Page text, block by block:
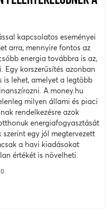
kapcsolatos eseményei
arra, mennyire fontos az
energia továbbra is az,
Egy korszerűsítés azonban
lehet, amelyet a legtöbb
A money.hu
milyen állami és piaci
rendelkezésre azok
energiafogyasztását
szerint egy jól megtervezett
a havi kiadásokat
értékét is növelheti.